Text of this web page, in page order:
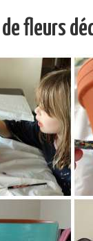
fleurs